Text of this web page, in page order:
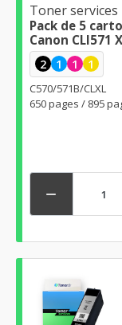
Toner services
Pack de 5
Canon CLI571
2 1 1 1
C570/571B/CLXL
650 pages / 895
